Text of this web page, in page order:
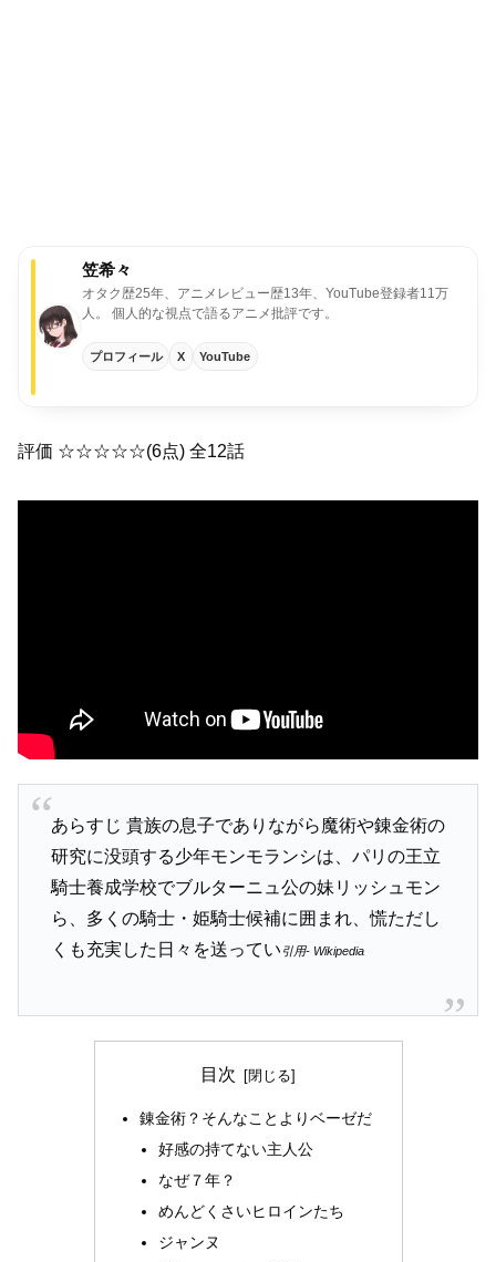
笠希々
オタク歴25年、アニメレビュー歴13年、YouTube登録者11万
人。
個人的な視点で語るアニメ批評です。
プロフィール X YouTube
評価 ☆☆☆☆☆(6点) 全12話
あらすじ 貴族の息子でありながら魔術や錬金術の
研究に没頭する少年モンモランシは、パリの王立
騎士養成学校でブルターニュ公の妹リッシュモン
ら、多くの騎士・姫騎士候補に囲まれ、慌ただし
くも充実した日々を送ってい 引用- Wikipedia
目次
錬金術？そんなことよりベーゼだ
好感の持てない主人公
なぜ７年？
めんどくさいヒロインたち
ジャンヌ